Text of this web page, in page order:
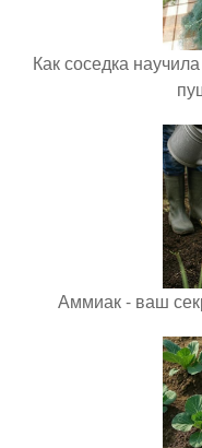
Как соседка
Аммиак - ваш